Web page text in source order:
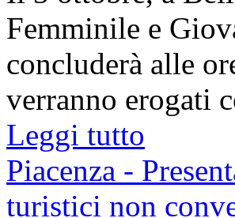
Femminile e
concluderà alle
verranno erogati
Leggi tutto
Piacenza -
turistici non